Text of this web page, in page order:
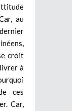
au
croit
à
ces
Car,